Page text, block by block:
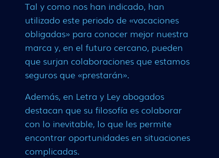
Tal y como nos han indicado, han
utilizado este periodo de «vacaciones
obligadas» para conocer mejor nuestra
marca y, en el futuro cercano, pueden
que surjan colaboraciones que estamos
seguros que «prestarán».
Además, en Letra y Ley abogados
destacan que su filosofía es colaborar
con lo inevitable, lo que les permite
encontrar oportunidades en situaciones
complicadas.